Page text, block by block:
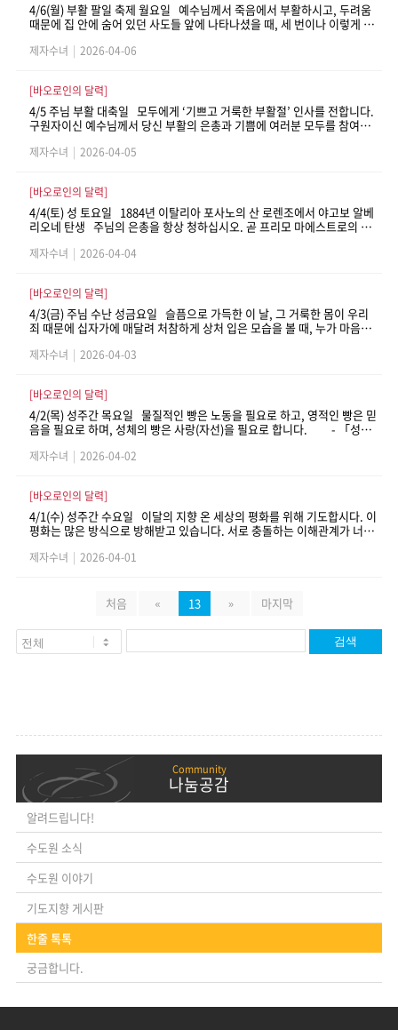
4/6(월) 부활 팔일 축제 월요일 예수님께서 죽음에서 부활하시고, 두려움
때문에 집 안에 숨어 있던 사도들 앞에 나타나셨을 때, 세 번이나 이렇게 인
214쪽
제자수녀 | 2026-04-06
[바오로인의 달력]
4/5 주님 부활 대축일 모두에게 ‘기쁘고 거룩한 부활절’ 인사를 전합니다.
구원자이신 예수님께서 당신 부활의 은총과 기쁨에 여러분 모두를 참여하
니다. - 「성 바오로 소식지」, 1951년 3월; 참조 「성
제자수녀 | 2026-04-05
[바오로인의 달력]
4/4(토) 성 토요일 1884년 이탈리아 포사노의 산 로렌조에서 야고보 알베
리오네 탄생 주님의 은총을 항상 청하십시오. 곧 프리모 마에스트로의 마
해서 그렇게 하십시오. 나는 평화와 선함, 그리고 빛의 생각을 품고 있습니
- 「스승예수제자수녀들에게 1947년」, 25번
제자수녀 | 2026-04-04
[바오로인의 달력]
4/3(금) 주님 수난 성금요일 슬픔으로 가득한 이 날, 그 거룩한 몸이 우리
죄 때문에 십자가에 매달려 처참하게 상처 입은 모습을 볼 때, 누가 마음이
을 수 있겠습니까? - 「성바오로딸들에게 1932년」, 414쪽
제자수녀 | 2026-04-03
[바오로인의 달력]
4/2(목) 성주간 목요일 물질적인 빵은 노동을 필요로 하고, 영적인 빵은 믿
음을 필요로 하며, 성체의 빵은 사랑(자선)을 필요로 합니다. - 「성바
제자수녀 | 2026-04-02
[바오로인의 달력]
4/1(수) 성주간 수요일 이달의 지향 온 세상의 평화를 위해 기도합시다. 이
평화는 많은 방식으로 방해받고 있습니다. 서로 충돌하는 이해관계가 너무
그러나 그 평화와 그 열매는 예수 그리스도께서 세상에 가져오신 것입니다.
제자수녀 | 2026-04-01
처음 « 13 » 마지막
검색
나눔공감
알려드립니다!
수도원 소식
수도원 이야기
기도지향 게시판
한줄 톡톡
궁금합니다.